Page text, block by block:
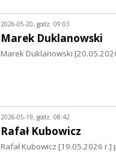
2026-05-20, godz. 09:03
Marek Duklanowski
Marek Duklanowski
2026-05-19, godz. 08:42
Rafał Kubowicz
Rafał Kubowicz [19.05.2026